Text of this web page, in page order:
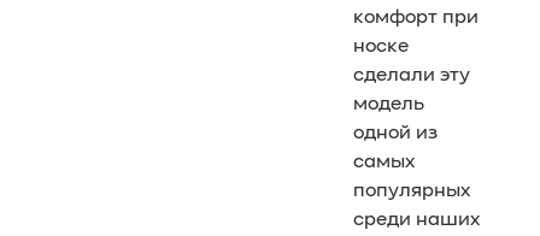
комфорт при
носке
сделали эту
модель
одной из
самых
популярных
среди наших